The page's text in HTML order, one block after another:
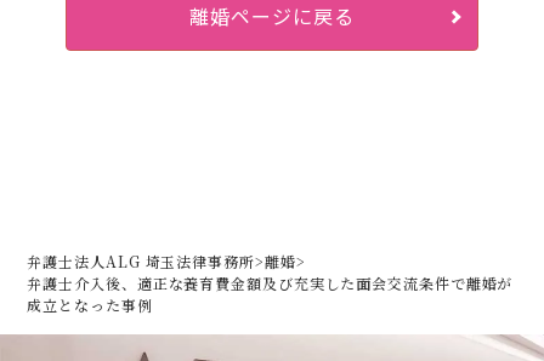
離婚ページに戻る
弁護士法人ALG 埼玉法律事務所>離婚>
弁護士介入後、適正な養育費金額及び充実した面会交流条件で離婚が
成立となった事例